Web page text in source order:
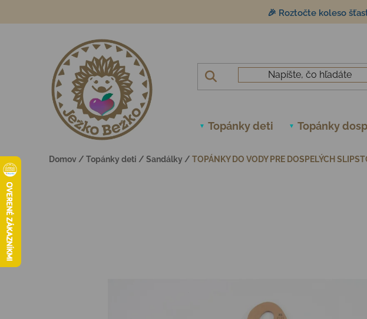
🎉 Roztočte koleso
Topánky deti Topánky
Domov / Topánky deti / Sandálky / TOPÁNKY DO VODY PRE DOSPELÝCH